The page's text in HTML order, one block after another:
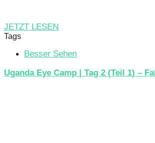
JETZT LESEN
Tags
Besser Sehen
Uganda Eye Camp | Tag 2 (Teil 1) –